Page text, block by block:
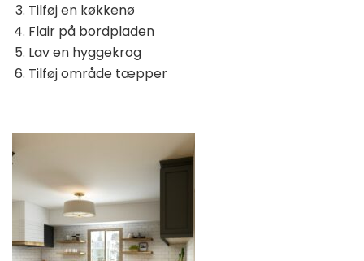
Tilføj en køkkenø
Flair på bordpladen
Lav en hyggekrog
Tilføj område tæpper